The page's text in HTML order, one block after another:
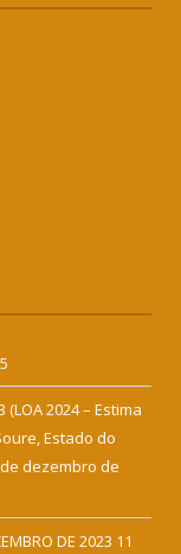
(LOA 2024 – Estima
Estado do
dezembro de
DE 2023 11